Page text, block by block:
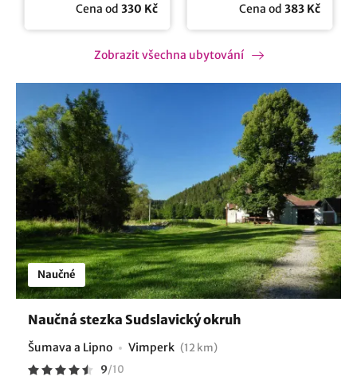
Cena od 330 Kč Cena od 383 Kč
Zobrazit všechna ubytování
Naučné
Naučná stezka Sudslavický okruh
Šumava a Lipno Vimperk (12 km)
9/10